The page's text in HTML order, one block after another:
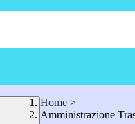
Home >
Amministrazione